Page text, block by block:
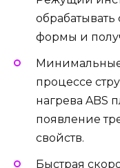
формы и
процессе
нагрева ABS
появление
свойств.
Быстрая